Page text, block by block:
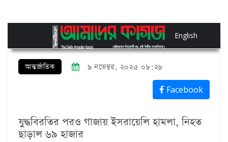
English
আন্তর্জাতিক ৯ নভেম্বর, ২০২৫ ০৮:২৮
Facebook
যুদ্ধবিরতির পরও গাজায় ইসরায়েলি হামলা, নিহত
ছাড়াল ৬৯ হাজার